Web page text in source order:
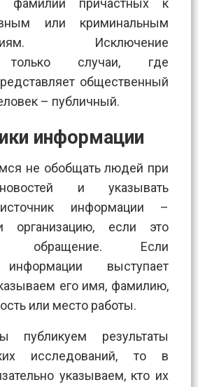
фамилии причастных к
или криминальным
Исключение
только случаи, где
общественный
– публичный.
информации
не обобщать людей при
и указывать
информации –
организацию, если это
обращение. Если
выступает
его имя, фамилию,
или место работы.
результаты
исследований, то в
указываем, кто их